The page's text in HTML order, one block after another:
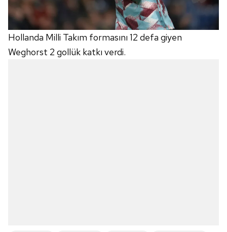
Hollanda Milli Takım formasını 12 defa giyen
Weghorst 2 gollük katkı verdi.